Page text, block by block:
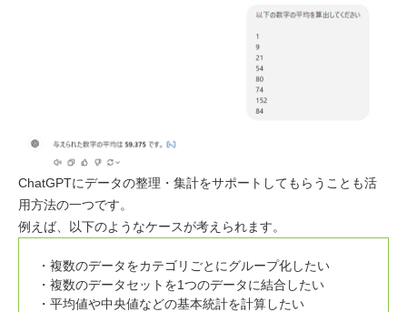
ChatGPTにデータの整理・集計をサポートしてもらうことも活
用方法の一つです。
例えば、以下のようなケースが考えられます。
複数のデータをカテゴリごとにグループ化したい
複数のデータセットを1つのデータに結合したい
平均値や中央値などの基本統計を計算したい